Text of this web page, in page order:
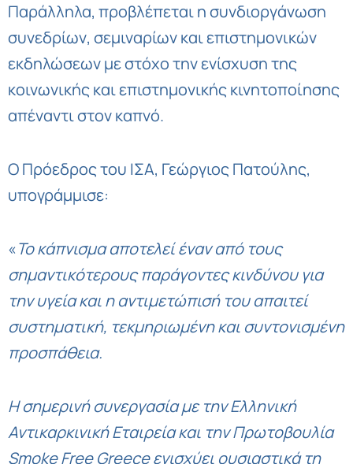
Παράλληλα, προβλέπεται η συνδιοργάνωση
συνεδρίων, σεμιναρίων και επιστημονικών
εκδηλώσεων με στόχο την ενίσχυση της
κοινωνικής και επιστημονικής κινητοποίησης
απέναντι στον καπνό.
Ο Πρόεδρος του ΙΣΑ, Γεώργιος Πατούλης,
υπογράμμισε:
«Το κάπνισμα αποτελεί έναν από τους
σημαντικότερους παράγοντες κινδύνου για
την υγεία και η αντιμετώπισή του απαιτεί
συστηματική, τεκμηριωμένη και συντονισμένη
προσπάθεια.
Η σημερινή συνεργασία με την Ελληνική
Αντικαρκινική Εταιρεία και την Πρωτοβουλία
Smoke Free Greece ενισχύει ουσιαστικά τη